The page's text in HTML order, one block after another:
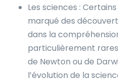
Les sciences :
marqué des
dans la
particulièrement
de Newton ou de
l’évolution de la